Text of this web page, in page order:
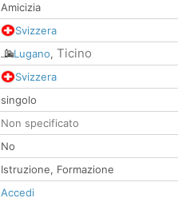
Amicizia
Svizzera
Lugano, Ticino
Svizzera
singolo
Non specificato
No
Istruzione, Formazione
Accedi